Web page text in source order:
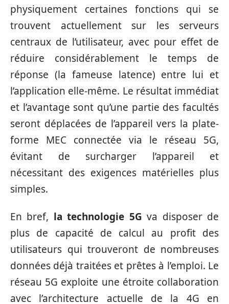
physiquement certaines fonctions qui se
trouvent actuellement sur les serveurs
centraux de l’utilisateur, avec pour effet de
réduire considérablement le temps de
réponse (la fameuse latence) entre lui et
l’application elle-même. Le résultat immédiat
et l’avantage sont qu’une partie des facultés
seront déplacées de l’appareil vers la plate-
forme MEC connectée via le réseau 5G,
évitant de surcharger l’appareil et
nécessitant des exigences matérielles plus
simples.
En bref, la technologie 5G va disposer de
plus de capacité de calcul au profit des
utilisateurs qui trouveront de nombreuses
données déjà traitées et prêtes à l’emploi. Le
réseau 5G exploite une étroite collaboration
avec l’architecture actuelle de la 4G en